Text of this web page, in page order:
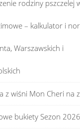
rodziny pszczelej
– kalkulator i
Warszawskich i
z wiśni Mon Cheri na
bukiety Sezon 2026